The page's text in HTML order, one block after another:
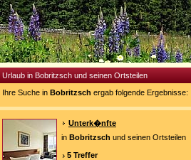
Urlaub in Bobritzsch und seinen Ortsteilen
Ihre Suche in Bobritzsch ergab folgende Ergebnisse:
Unterk�nfte
in Bobritzsch und seinen Ortsteilen
5 Treffer